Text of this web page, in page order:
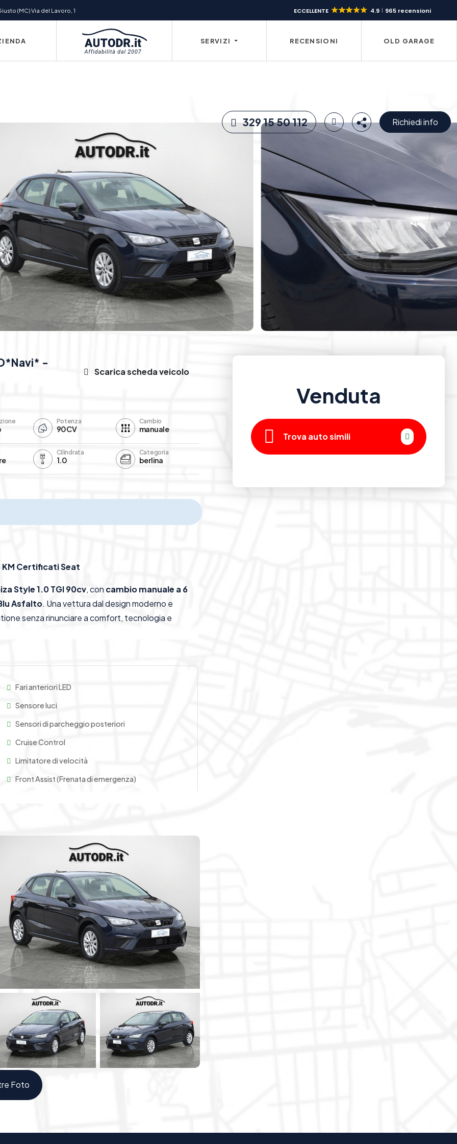
(MC) Via del Lavoro, 1 ECCELLENTE 4.9 965 recensioni
SERVIZI RECENSIONI OLD GARAGE
329 15 50 112 Richiedi info
-
Scarica scheda veicolo
Potenza
90CV
Cambio
manuale
Cilindrata
1.0
Categoria
berlina
KM Certificati Seat
Style 1.0 TGI 90cv, con cambio manuale a 6
Asfalto. Una vettura dal design moderno e
senza rinunciare a comfort, tecnologia e
la linea della vettura, mentre la motorizzazione
ricerca di un’auto efficiente, pratica e adatta
per l’utilizzo urbano ed extraurbano
per garantire una guida fluida e ben equilibrata
linee giovani e sportive della vettura
visibilità superiore
più curato e distintivo
vettura
, pensato per offrire maggiore protezione nella
il livello di sicurezza durante i tragitti
relax e regolarità
, intuitivo e completo per ogni
Auto e Apple CarPlay, per restare sempre
e intrattenimento sempre a portata di
manovre
guida più stabile e controllata
costantemente la sicurezza del veicolo
totale tranquillità
nella gestione delle principali funzioni
tutte le informazioni di marcia
, per una gestione semplice e immediata
Fari anteriori LED
Sensore luci
Sensori di parcheggio posteriori
Cruise Control
Limitatore di velocità
Front Assist (Frenata di emergenza)
ABS
Foto
Venduta
Trova auto simili